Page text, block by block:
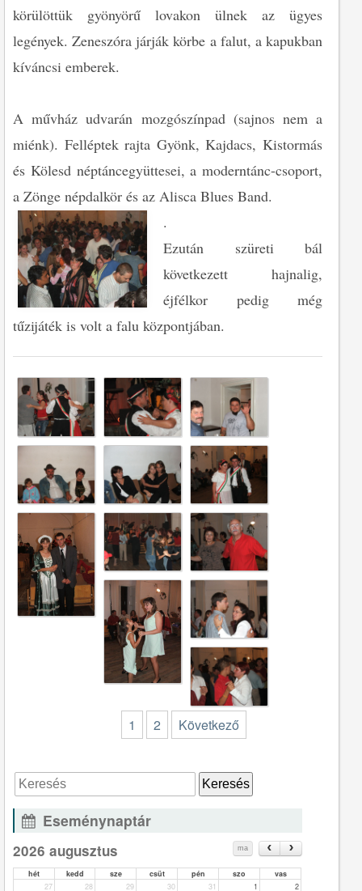
körülöttük gyönyörű lovakon ülnek az ügyes
legények. Zeneszóra járják körbe a falut, a kapukban
kíváncsi emberek.
A művház udvarán mozgószínpad (sajnos nem a
miénk). Felléptek rajta Gyönk, Kajdacs, Kistormás
és Kölesd néptáncegyüttesei, a moderntánc-csoport,
a Zönge népdalkör és az Alisca Blues Band.
.
Ezután szüreti bál
következett hajnalig,
éjfélkor pedig még
tűzijáték is volt a falu központjában.
1 2 Következő
Eseménynaptár
2026 augusztus ma
hét kedd sze csüt pén szo
vas
27
28 29 30 31 1 2